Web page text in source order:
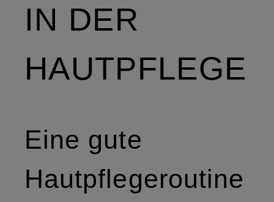
IN DER
HAUTPFLEGE
Eine gute
Hautpflegeroutine